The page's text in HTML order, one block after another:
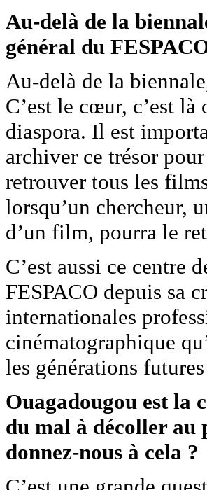
Au-delà de la
général du
Au-delà de la
C’est le cœur, c’est
diaspora. Il est
archiver ce trésor
retrouver tous les
lorsqu’un chercheur,
d’un film, pourra le
C’est aussi ce centre
FESPACO depuis sa
internationales
cinématographique
les générations
Ouagadougou est la
du mal à décoller au
donnez-nous à cela ?